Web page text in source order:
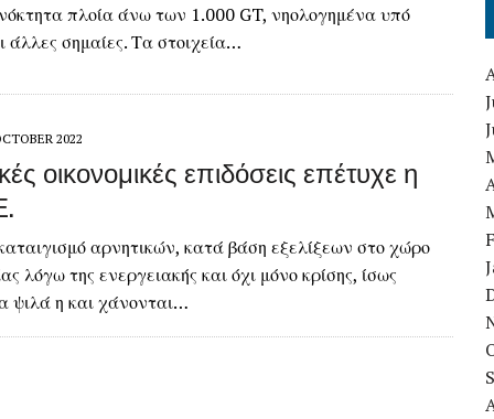
πλοία άνω των 1.000 GT, νηολογημένα υπό
άλλες σημαίες. Τα στοιχεία…
2022
οικονομικές επιδόσεις επέτυχε η
αρνητικών, κατά βάση εξελίξεων στο χώρο
λόγω της ενεργειακής και όχι μόνο κρίσης, ίσως
ψιλά η και χάνονται…